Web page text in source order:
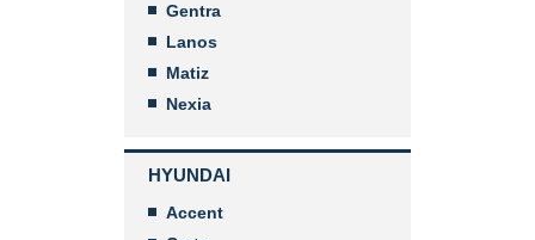
Gentra
Lanos
Matiz
Nexia
HYUNDAI
Accent